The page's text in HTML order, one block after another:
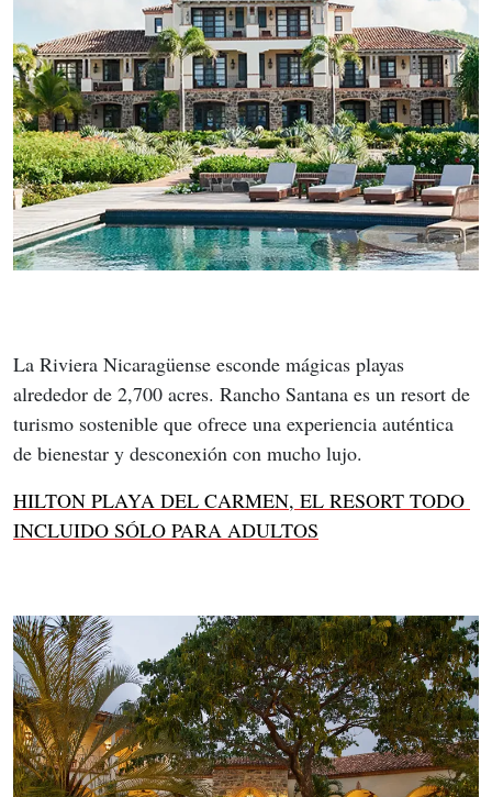
La Riviera Nicaragüense esconde mágicas playas
alrededor de 2,700 acres. Rancho Santana es un resort de
turismo sostenible que ofrece una experiencia auténtica
de bienestar y desconexión con mucho lujo.
HILTON PLAYA DEL CARMEN, EL RESORT TODO
INCLUIDO SÓLO PARA ADULTOS